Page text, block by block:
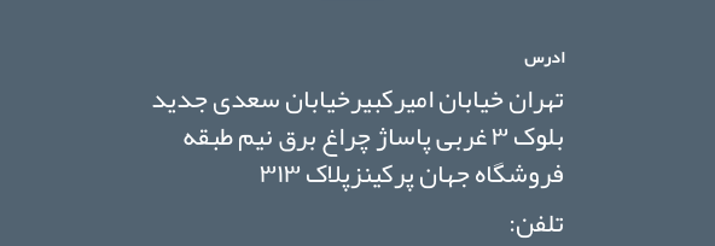
ادرس
تهران خیابان امیرکبیرخیابان سعدی جدید
بلوک ۳ غربی پاساژ چراغ برق نیم طبقه
فروشگاه جهان پرکینزپلاک ۳۱۳
تلفن: